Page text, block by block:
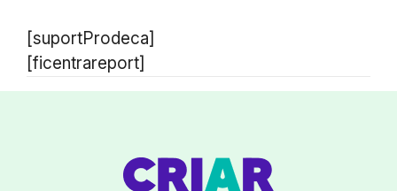
[suportProdeca]
[ficentrareport]